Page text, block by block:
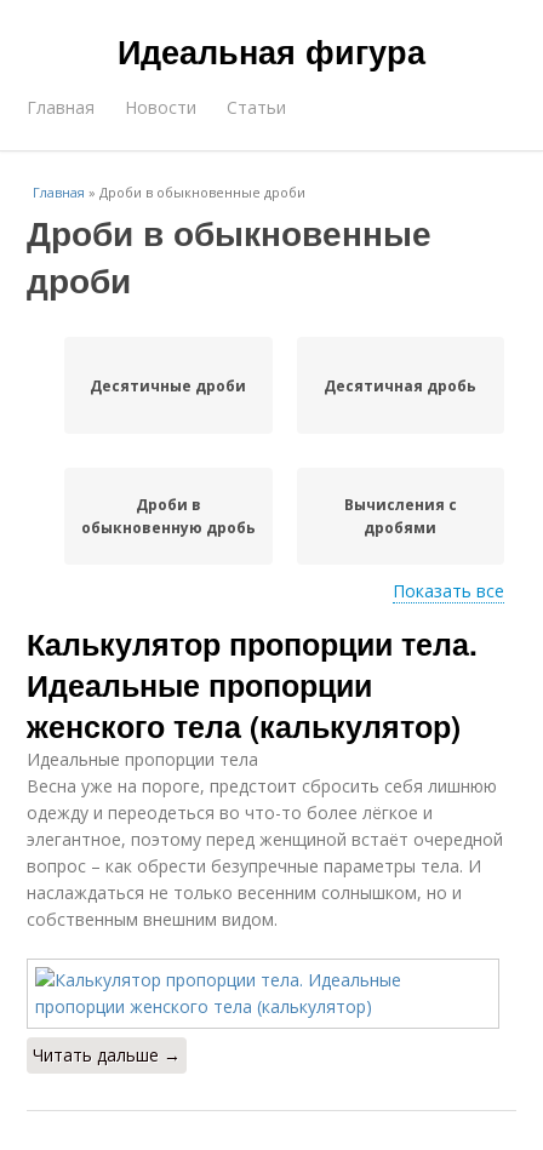
Идеальная фигура
Главная Новости Статьи
Главная »Дроби в обыкновенные дроби
Дроби в обыкновенные
дроби
Десятичные дроби Десятичная дробь
Дроби в
обыкновенную дробь
Вычисления с
дробями
Пропорции с дробями Дроби с решением
Показать все
Калькулятор пропорции тела.
Идеальные пропорции
женского тела (калькулятор)
Идеальные пропорции тела
Весна уже на пороге, предстоит сбросить себя лишнюю
одежду и переодеться во что-то более лёгкое и
элегантное, поэтому перед женщиной встаёт очередной
вопрос – как обрести безупречные параметры тела. И
наслаждаться не только весенним солнышком, но и
собственным внешним видом.
Читать дальше →